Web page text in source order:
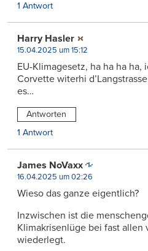
1 Antwort
Harry Hasler
15.04.2025 um 15:12
EU-Klimagesetz, ha ha ha ha,
Corvette witerhi
es…
Antworten
1 Antwort
James NoVaxx
16.04.2025 um 02:26
Wieso das ganze eigentlich?
Inzwischen ist die
Klimakrisenlüge bei fast allen
wiederlegt.